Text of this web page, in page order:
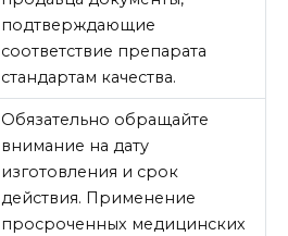
подтверждающие
соответствие препарата
стандартам качества.
Обязательно обращайте
внимание на дату
изготовления и срок
действия. Применение
просроченных медицинских